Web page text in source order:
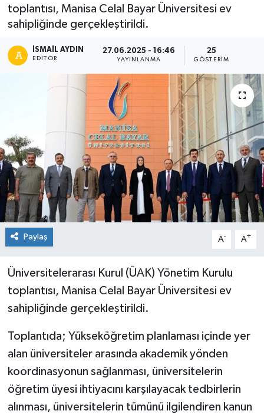
toplantısı, Manisa Celal Bayar Üniversitesi ev
sahipliğinde gerçekleştirildi.
İSMAIL AYDIN
EDITÖR
27.06.2025 - 16:46
YAYINLANMA
25
GÖSTERIM
Paylaş A- A+
Üniversitelerarası Kurul (ÜAK) Yönetim Kurulu
toplantısı, Manisa Celal Bayar Üniversitesi ev
sahipliğinde gerçekleştirildi.
Toplantıda; Yükseköğretim planlaması içinde yer
alan üniversiteler arasında akademik yönden
koordinasyonun sağlanması, üniversitelerin
öğretim üyesi ihtiyacını karşılayacak tedbirlerin
alınması, üniversitelerin tümünü ilgilendiren kanun